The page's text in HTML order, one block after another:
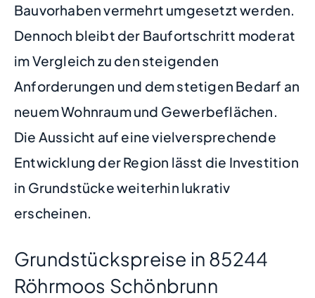
Bauvorhaben vermehrt umgesetzt werden.
Dennoch bleibt der Baufortschritt moderat
im Vergleich zu den steigenden
Anforderungen und dem stetigen Bedarf an
neuem Wohnraum und Gewerbeflächen.
Die Aussicht auf eine vielversprechende
Entwicklung der Region lässt die Investition
in Grundstücke weiterhin lukrativ
erscheinen.
Grundstückspreise in 85244
Röhrmoos Schönbrunn